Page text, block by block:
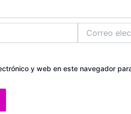
electrónico*
y web en este navegador